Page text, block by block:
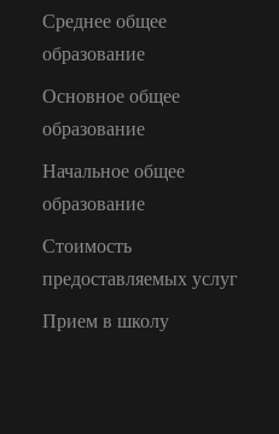
Среднее общее
образование
Основное общее
образование
Начальное общее
образование
Стоимость
предоставляемых услуг
Прием в школу